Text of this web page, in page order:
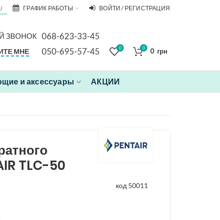
ГРАФИК РАБОТЫ ВОЙТИ / РЕГИСТРАЦИЯ
ЗВОНОК 068-623-33-45
МНЕ 050-695-57-45 0 0 0 грн
и аксессуары АКЦИИ
TLC-50
код 50011